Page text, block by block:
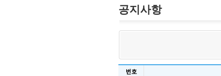
공지사항
번호